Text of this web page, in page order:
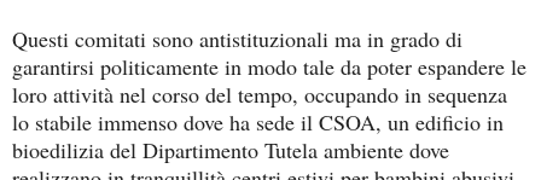
Questi comitati sono antistituzionali ma in grado di
garantirsi politicamente in modo tale da poter espandere le
loro attività nel corso del tempo, occupando in sequenza
lo stabile immenso dove ha sede il CSOA, un edificio in
bioedilizia del Dipartimento Tutela ambiente dove